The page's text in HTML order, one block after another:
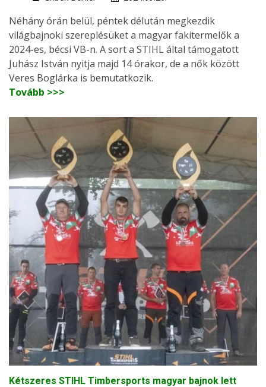
Néhány órán belül, péntek délután megkezdik
világbajnoki szereplésüket a magyar fakitermelők a
2024-es, bécsi VB-n. A sort a STIHL által támogatott
Juhász István nyitja majd 14 órakor, de a nők között
Veres Boglárka is bemutatkozik.
Tovább >>>
Kétszeres STIHL Timbersports magyar bajnok lett